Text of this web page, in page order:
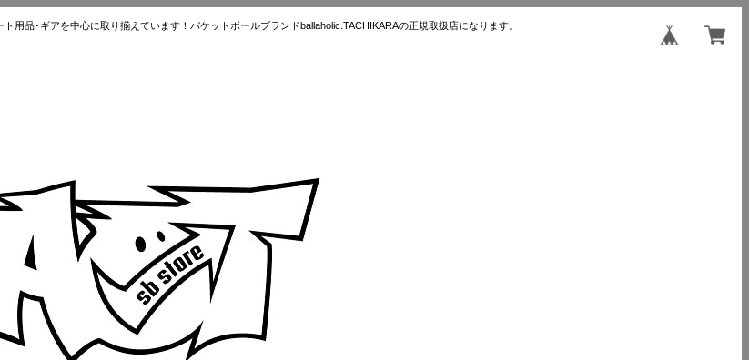
アを中心に取り揃えています！バケットボールブランドballaholic.TACHIKARAの正規取扱店になります。